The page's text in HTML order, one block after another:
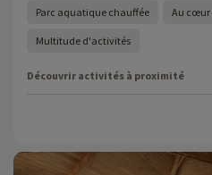
Parc aquatique chauffée Au cœur
Multitude d'activités
Découvrir activités à proximité